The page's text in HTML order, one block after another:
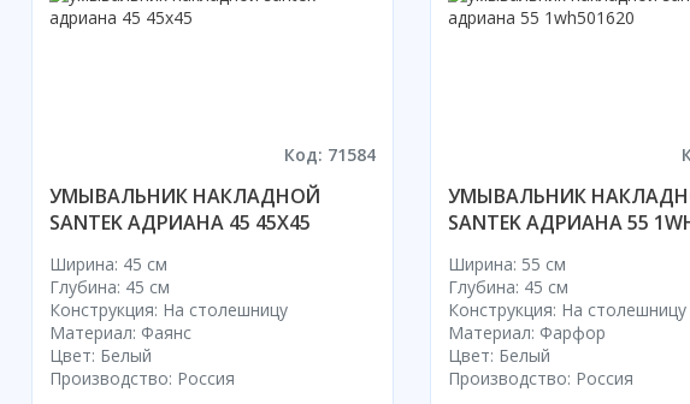
Код: 71584
УМЫВАЛЬНИК НАКЛАДНОЙ
SANTEK АДРИАНА 45 45X45
Ширина: 45 см
Глубина: 45 см
Конструкция: На столешницу
Материал: Фаянс
Цвет: Белый
Производство: Россия
УМЫВАЛЬНИК
SANTEK АДРИАНА 55
Ширина: 55 см
Глубина: 45 см
Конструкция: На столешницу
Материал: Фарфор
Цвет: Белый
Производство: Россия